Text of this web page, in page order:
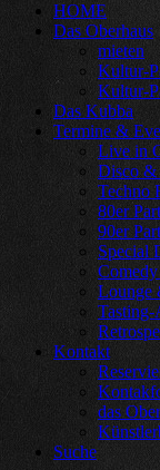
HOME
Das Oberhaus
mieten
Kultur-
Kultur-
Das Kubba
Termine &
Live in
Disco &
Techno
80er
90er
Special
Lounge
Kontakt
das
Suche